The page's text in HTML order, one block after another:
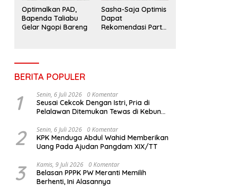
Optimalkan PAD,
Bapenda Taliabu
Gelar Ngopi Bareng
Sasha-Saja Optimis
Dapat
Rekomendasi Partai
BERITA POPULER
1 Senin, 6 Juli 2026 0 Komentar
Seusai Cekcok Dengan Istri, Pria di
Pelalawan Ditemukan Tewas di Kebun
2 Senin, 6 Juli 2026 0 Komentar
KPK Menduga Abdul Wahid Memberikan
Uang Pada Ajudan Pangdam XIX/TT
3 Kamis, 9 Juli 2026 0 Komentar
Belasan PPPK PW Meranti Memilih
Berhenti, Ini Alasannya